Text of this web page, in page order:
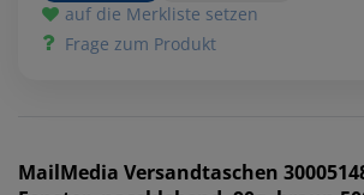
auf die Merkliste setzen
Frage zum Produkt
MailMedia Versandtaschen